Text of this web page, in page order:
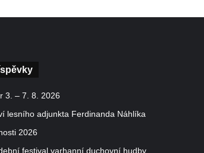
3. – 7. 8. 2026
lesního adjunkta Ferdinanda Náhlíka
2026
festival varhanní duchovní hudby